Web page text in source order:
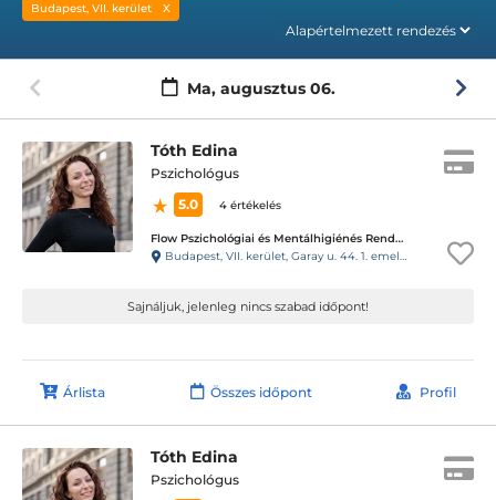
Budapest, VII. kerület
Ma, augusztus 06.
Tóth Edina
Pszichológus
5.0
4 értékelés
Flow Pszichológiai és Mentálhigiénés Rendelő
Budapest, VII. kerület, Garay u. 44. 1. emelet 10. ajtó. Kapucsengő: 19.
Sajnáljuk, jelenleg nincs szabad időpont!
Árlista Összes időpont Profil
Tóth Edina
Pszichológus